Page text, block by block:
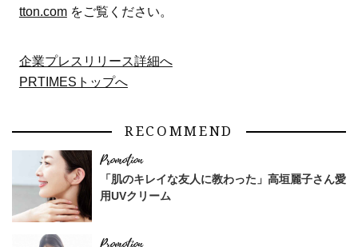
tton.comをご覧ください。
企業プレスリリース詳細へ
PRTIMESトップへ
RECOMMEND
「肌のキレイな友人に教わった」高垣麗子さん愛
用UVクリーム